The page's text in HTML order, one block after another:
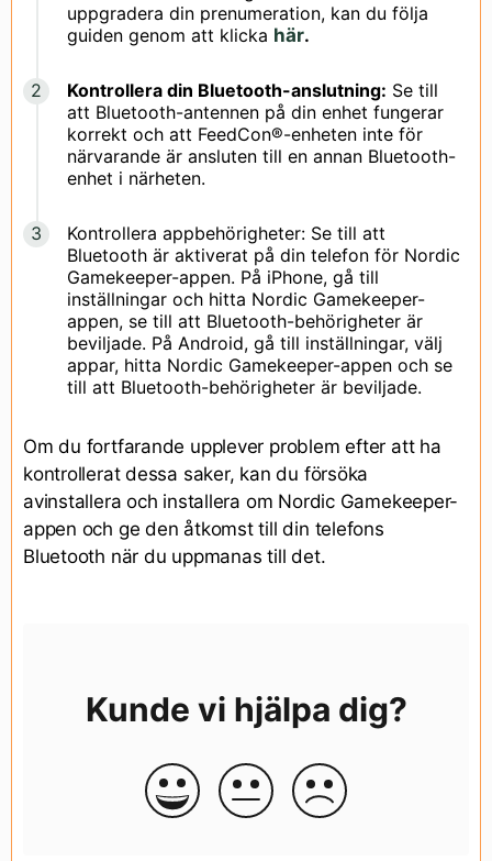
uppgradera din prenumeration, kan du följa
guiden genom att klicka här.
Kontrollera din Bluetooth-anslutning: Se till
att Bluetooth-antennen på din enhet fungerar
korrekt och att FeedCon®-enheten inte för
närvarande är ansluten till en annan Bluetooth-
enhet i närheten.
Kontrollera appbehörigheter: Se till att
Bluetooth är aktiverat på din telefon för Nordic
Gamekeeper-appen. På iPhone, gå till
inställningar och hitta Nordic Gamekeeper-
appen, se till att Bluetooth-behörigheter är
beviljade. På Android, gå till inställningar, välj
appar, hitta Nordic Gamekeeper-appen och se
till att Bluetooth-behörigheter är beviljade.
Om du fortfarande upplever problem efter att ha
kontrollerat dessa saker, kan du försöka
avinstallera och installera om Nordic Gamekeeper-
appen och ge den åtkomst till din telefons
Bluetooth när du uppmanas till det.
Kunde vi hjälpa dig?